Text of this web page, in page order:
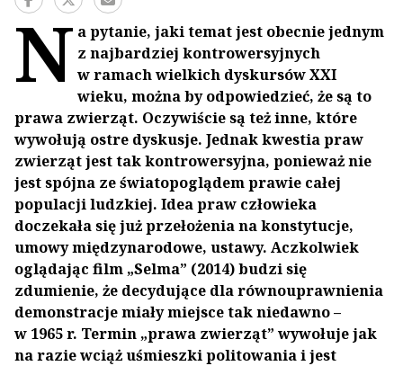
N a pytanie, jaki temat jest obecnie jednym
z najbardziej kontrowersyjnych
w ramach wielkich dyskursów XXI
wieku, można by odpowiedzieć, że są to
prawa zwierząt. Oczywiście są też inne, które
wywołują ostre dyskusje. Jednak kwestia praw
zwierząt jest tak kontrowersyjna, ponieważ nie
jest spójna ze światopoglądem prawie całej
populacji ludzkiej. Idea praw człowieka
doczekała się już przełożenia na konstytucje,
umowy międzynarodowe, ustawy. Aczkolwiek
oglądając film „Selma” (2014) budzi się
zdumienie, że decydujące dla równouprawnienia
demonstracje miały miejsce tak niedawno –
w 1965 r. Termin „prawa zwierząt” wywołuje jak
na razie wciąż uśmieszki politowania i jest